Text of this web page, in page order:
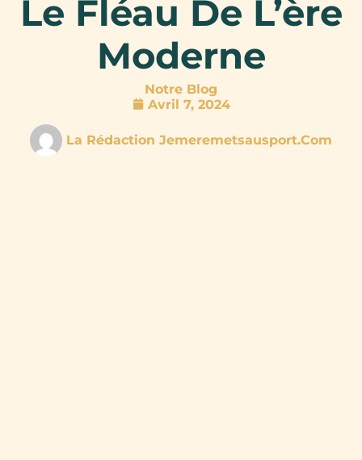
Le Fléau De L’ère
Moderne
Notre Blog
Avril 7, 2024
La Rédaction Jemeremetsausport.com